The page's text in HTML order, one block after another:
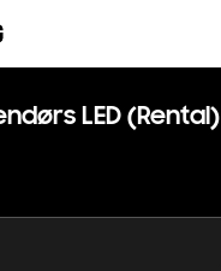
LED (Rental)